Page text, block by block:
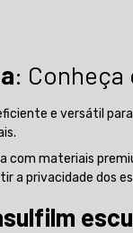
:
e versátil
com materiais
a privacidade dos